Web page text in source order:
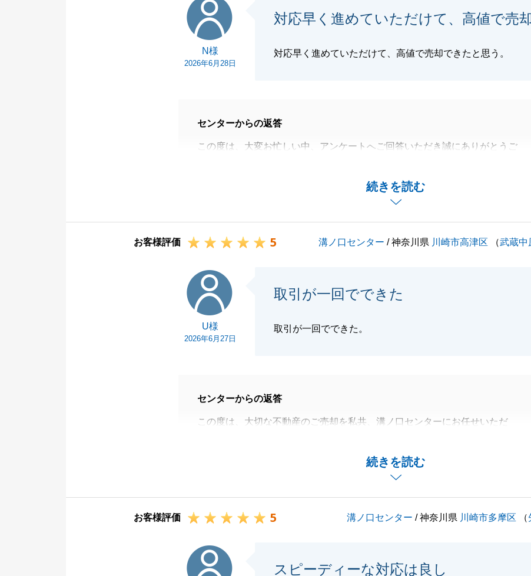
閉じる
N様
2026年6月28日
対応早く進めていただけて、高値で売
対応早く進めていただけて、高値で売却できたと思う。
続きを読む
センターからの返答
この度は、大変お忙しい中、アンケートへご回答いただき誠にありがとうご
不動産のお買い換えというお取引が大きなトラブル無く円滑に進行いたしま
したのも、ひとえにN様の迅速かつ丁寧なご協力のおかげでございます。
とご満足をお届けできるよう精進してまいります。
お申し付けください。
N様の益々のご発展を、心よりお祈り申し上げます。
お客様評価 5 溝ノ口センター / 神奈川県 川崎市高津区 （武蔵中
U様
2026年6月27日
取引が一回でできた
取引が一回でできた。
続きを読む
センターからの返答
この度は、大切な不動産のご売却を私共、溝ノ口センターにお任せいただ
今回の売却にあたり、一回のお取引でスムーズに完了できたとのことで、U
様のご期待に応え、安心できる結果をお届けできたのであれば、担当者とし
いただけたことは、私にとっても大きな励みとなりました。
でもお気軽にご連絡下さい。
またお客様のお力になれる日を心より楽しみにしております。
お客様評価 5 溝ノ口センター / 神奈川県 川崎市多摩区 （
スピーディーな対応は良し